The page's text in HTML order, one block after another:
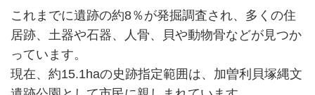
これまでに遺跡の約8％が発掘調査され、多くの住
居跡、土器や石器、人骨、貝や動物骨などが見つか
っています。
現在、約15.1haの史跡指定範囲は、加曽利貝塚縄文